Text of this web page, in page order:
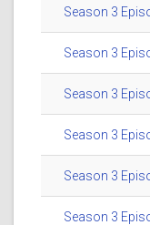
Season 3
Season 3
Season 3
Season 3
Season 3
Season 3